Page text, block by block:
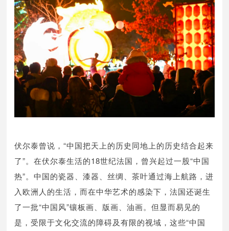
伏尔泰曾说，“中国把天上的历史同地上的历史结合起来
了”。在伏尔泰生活的18世纪法国，曾兴起过一股“中国
热”。中国的瓷器、漆器、丝绸、茶叶通过海上航路，进
入欧洲人的生活，而在中华艺术的感染下，法国还诞生
了一批“中国风”镶板画、版画、油画。但显而易见的
是，受限于文化交流的障碍及有限的视域，这些“中国